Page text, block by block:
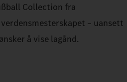
Collection fra
– uansett
å vise lagånd.